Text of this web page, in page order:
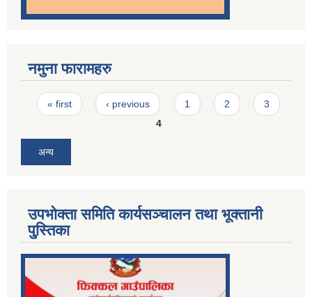
नमुना फारामहरु
Pages
« first ‹ previous 1 2
3
4
अन्य
उपभोक्ता समिति कार्यसञ्चालन तथा भूक्तानी
पु्स्तिका